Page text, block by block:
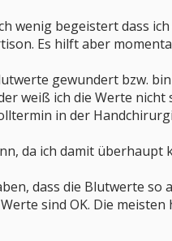
wenig begeistert dass
Es hilft aber
gewundert bzw.
weiß ich die Werte nicht
in der
da ich damit überhaupt
dass die Blutwerte so
sind OK. Die